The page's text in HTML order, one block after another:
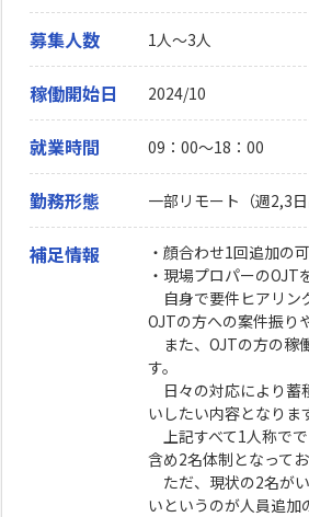
募集人数 1人～3人
稼働開始日 2024/10
就業時間 09：00〜18：00
勤務形態 一部リモート（週2,3日
補足情報
・顔合わせ1回追加の
・現場プロパーのOJT
自身で要件ヒアリン
OJTの方への案件振り
また、OJTの方の稼
す。
日々の対応により蓄
いしたい内容となりま
上記すべて1人称で
含め2名体制となってお
ただ、現状の2名が
いというのが人員追加